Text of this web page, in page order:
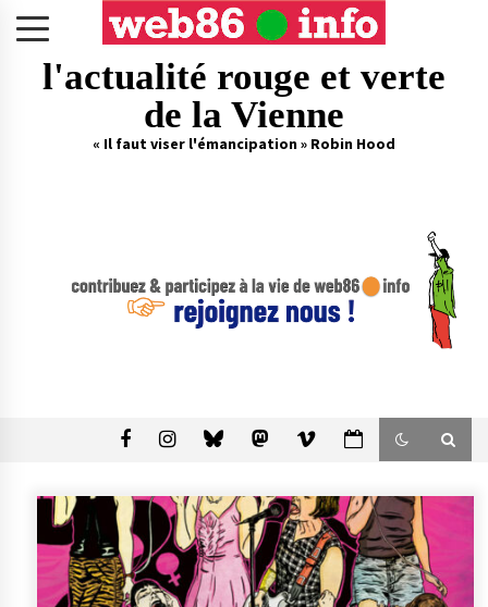
l'actualité rouge et verte
de la Vienne
« Il faut viser l'émancipation » Robin Hood